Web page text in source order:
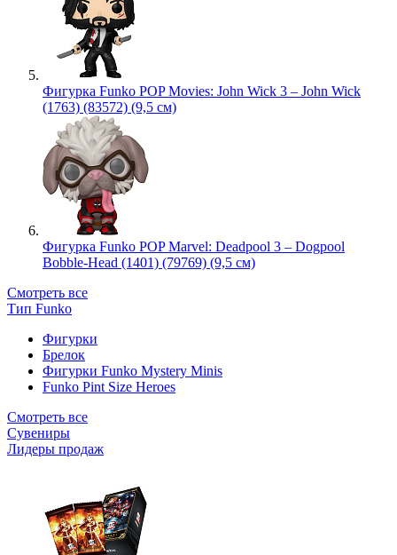
Фигурка Funko POP Movies: John Wick 3 – John Wick
(1763) (83572) (9,5 см)
Фигурка Funko POP Marvel: Deadpool 3 – Dogpool
Bobble-Head (1401) (79769) (9,5 см)
Смотреть все
Тип Funko
Фигурки
Брелок
Фигурки Funko Mystery Minis
Funko Pint Size Heroes
Смотреть все
Сувениры
Лидеры продаж